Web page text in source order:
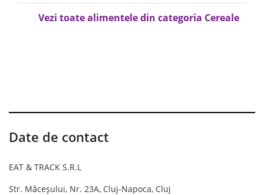
Vezi toate alimentele din categoria Cereale
Date de contact
EAT & TRACK S.R.L
Str. Măceșului, Nr. 23A, Cluj-Napoca, Cluj